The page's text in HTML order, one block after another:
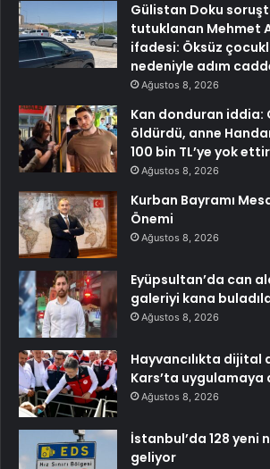
Gülistan Doku
tutuklanan Mehmet
ifadesi: Öksüz
nedeniyle adım
Ağustos 8, 2026
Kan donduran iddia:
öldürdü, anne
100 bin TL’ye yok
Ağustos 8, 2026
Kurban Bayramı
Önemi
Ağustos 8, 2026
Eyüpsultan’da can
galeriyi kana
Ağustos 8, 2026
Hayvancılıkta dijital
Kars’ta uygulamaya
Ağustos 8, 2026
İstanbul’da 128 yeni
geliyor